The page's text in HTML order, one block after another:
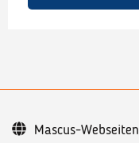
Mascus-Webseiten